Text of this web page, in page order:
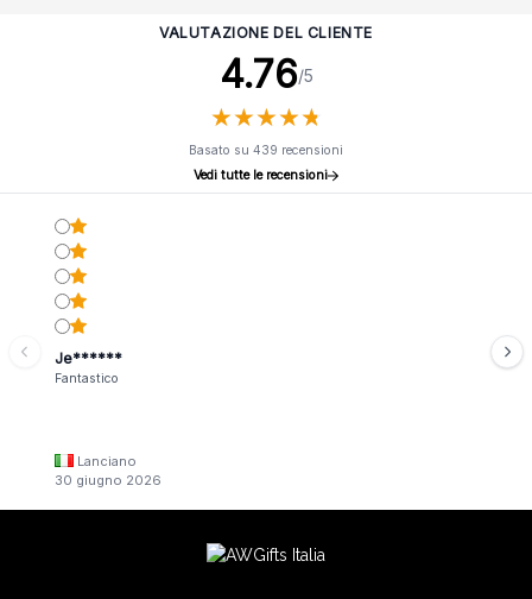
VALUTAZIONE DEL CLIENTE
4.76/5
★★★★★
★★★★★
Basato su 439 recensioni
Vedi tutte le recensioni
Je******
Fantastico
Lanciano
30 giugno 2026